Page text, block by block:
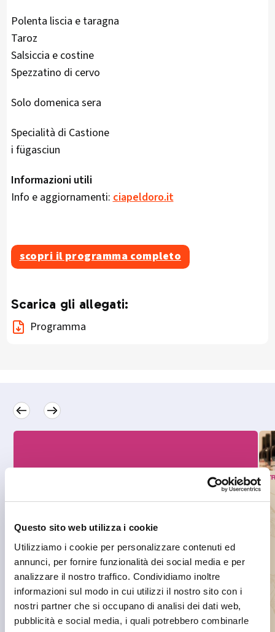
Questo sito web utilizza i cookie
Utilizziamo i cookie per personalizzare contenuti ed
annunci, per fornire funzionalità dei social media e per
analizzare il nostro traffico. Condividiamo inoltre
informazioni sul modo in cui utilizzi il nostro sito con i
nostri partner che si occupano di analisi dei dati web,
pubblicità e social media, i quali potrebbero combinarle
Polenta liscia e taragna
Taroz
Salsiccia e costine
Spezzatino di cervo
Solo domenica sera
Specialità di Castione
i fügasciun
Informazioni utili
Info e aggiornamenti:ciapeldoro.it
scopri il programma completo
Scarica gli allegati:
Programma